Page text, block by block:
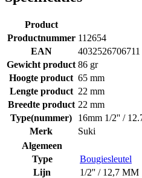
Product
Productnummer 112654
EAN
4032526706711
Gewicht product 86 gr
Hoogte product 65 mm
Lengte product 22 mm
Breedte product 22 mm
Type(nummer)
16mm 1/2'' /
Merk
Suki
Algemeen
Type
Bougiesleutel
Lijn
1/2'' / 12,7 MM